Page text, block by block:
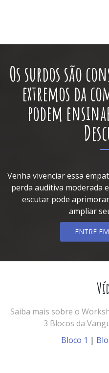
Os surdos são
extremos da
podem
Venha vivenciar essa
perda auditiva moderada
escutar pode
ampliar
ENTRE
Saiba mais sobre o
3 Blocos da
Bloco 1 |